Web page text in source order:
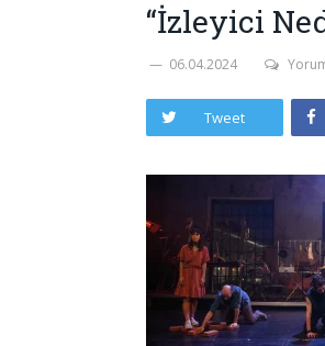
“İzleyici
06.04.2024
Tweet